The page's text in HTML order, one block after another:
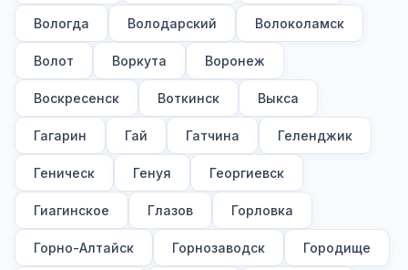
Вологда Володарский Волоколамск
Волот Воркута Воронеж
Воскресенск Воткинск Выкса
Гагарин Гай Гатчина Геленджик
Геническ Генуя Георгиевск
Гиагинское Глазов Горловка
Горно-Алтайск Горнозаводск Городище